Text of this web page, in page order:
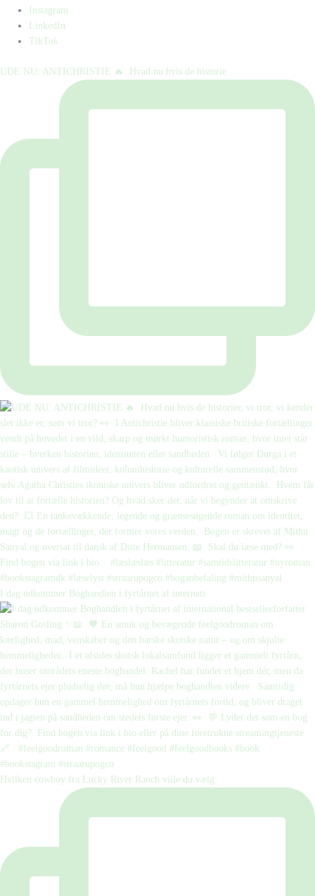
Instagram
LinkedIn
TikTok
UDE NU: ANTICHRISTIE 🔥⁠ ⁠ Hvad nu hvis de historie
I dag udkommer Boghandlen i fyrtårnet af internati
Hvilken cowboy fra Lucky River Ranch ville du vælg